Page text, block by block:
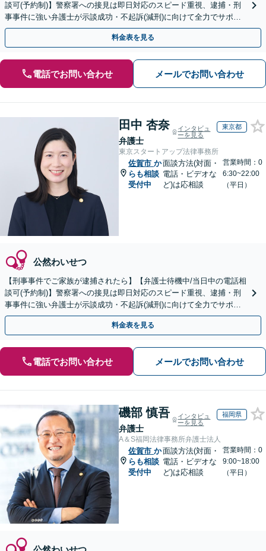
談可(予約制)】警察署への接見は即日対応のスピード重視、逮捕・刑
事事件に強い弁護士が示談成功・不起訴(減刑)に向けて全力でサポー
トします。【加害者側の相談専門】
料金表を見る
電話でお問い合わせ メールでお問い合わせ
田中 杏奈
弁護士
インタビュ
ーを見る
東京都
東京スタートアップ法律事務所
佐賀市 か
らも相談
受付中
面談方法(対面・
電話・ビデオな
ど)は応相談
営業時間：0
6:30~22:00
（平日）
公然わいせつ
【刑事事件でご家族が逮捕されたら】【弁護士待機中/当日中の電話相
談可(予約制)】警察署への接見は即日対応のスピード重視、逮捕・刑
事事件に強い弁護士が示談成功・不起訴(減刑)に向けて全力でサポー
トします。【加害者側の相談専門】
料金表を見る
電話でお問い合わせ メールでお問い合わせ
磯部 慎吾
弁護士
インタビュ
ーを見る
福岡県
A＆S福岡法律事務所弁護士法人
佐賀市 か
らも相談
受付中
面談方法(対面・
電話・ビデオな
ど)は応相談
営業時間：0
9:00~18:00
（平日）